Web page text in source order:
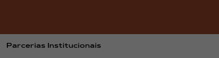
Parcerias Institucionais